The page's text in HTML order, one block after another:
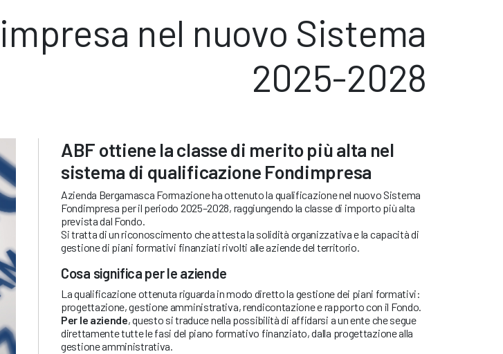
nel nuovo Sistema
2025-2028
ABF ottiene la classe di merito più alta nel
sistema di qualificazione Fondimpresa
Azienda Bergamasca Formazione ha ottenuto la qualificazione nel nuovo Sistema
Fondimpresa per il periodo 2025–2028, raggiungendo la classe di importo più alta
prevista dal Fondo.
Si tratta di un riconoscimento che attesta la solidità organizzativa e la capacità di
gestione di piani formativi finanziati rivolti alle aziende del territorio.
Cosa significa per le aziende
La qualificazione ottenuta riguarda in modo diretto la gestione dei piani formativi:
progettazione, gestione amministrativa, rendicontazione e rapporto con il Fondo.
Per le aziende, questo si traduce nella possibilità di affidarsi a un ente che segue
direttamente tutte le fasi del piano formativo finanziato, dalla progettazione alla
gestione amministrativa.